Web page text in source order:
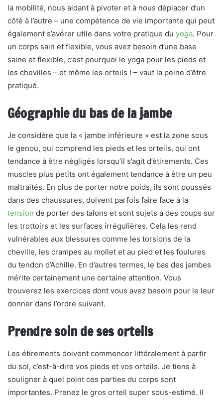
la mobilité, nous aidant à pivoter et à nous déplacer d’un
côté à l’autre – une compétence de vie importante qui peut
également s’avérer utile dans votre pratique du yoga. Pour
un corps sain et flexible, vous avez besoin d’une base
saine et flexible, c’est pourquoi le yoga pour les pieds et
les chevilles – et même les orteils ! – vaut la peine d’être
pratiqué.
Géographie du bas de la jambe
Je considère que la « jambe inférieure » est la zone sous
le genou, qui comprend les pieds et les orteils, qui ont
tendance à être négligés lorsqu’il s’agit d’étirements. Ces
muscles plus petits ont également tendance à être un peu
maltraités. En plus de porter notre poids, ils sont poussés
dans des chaussures, doivent parfois faire face à la
tension de porter des talons et sont sujets à des coups sur
les trottoirs et les surfaces irrégulières. Cela les rend
vulnérables aux blessures comme les torsions de la
cheville, les crampes au mollet et au pied et les foulures
du tendon d’Achille. En d’autres termes, le bas des jambes
mérite certainement une certaine attention. Vous
trouverez les exercices dont vous avez besoin pour le leur
donner dans l’ordre suivant.
Prendre soin de ses orteils
Les étirements doivent commencer littéralement à partir
du sol, c’est-à-dire vos pieds et vos orteils. Je tiens à
souligner à quel point ces parties du corps sont
importantes. Prenez le gros orteil super sous-estimé. Il